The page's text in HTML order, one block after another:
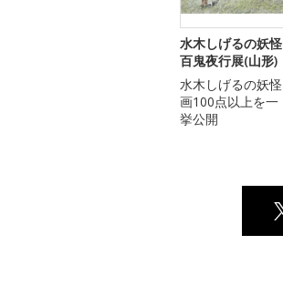
水木しげるの妖怪
百鬼夜行展(山形)
水木しげるの妖怪
画100点以上を一
挙公開